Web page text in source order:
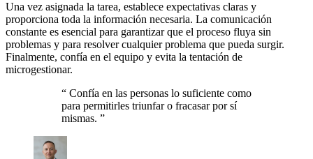
Una vez asignada la tarea, establece expectativas claras y
proporciona toda la información necesaria. La comunicación
constante es esencial para garantizar que el proceso fluya sin
problemas y para resolver cualquier problema que pueda surgir.
Finalmente, confía en el equipo y evita la tentación de
microgestionar.
“ Confía en las personas lo suficiente como
para permitirles triunfar o fracasar por sí
mismas. ”